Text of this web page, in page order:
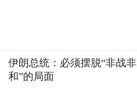
伊朗总统：必须摆脱“非战非
和”的局面